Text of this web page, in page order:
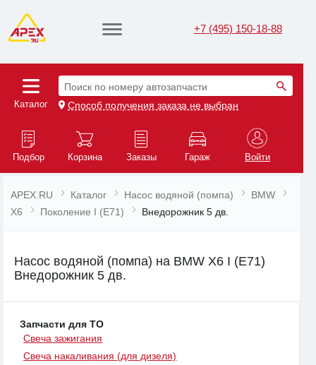
+7 (495) 150-18-88
Каталог
Поиск по номеру автозапчасти
Способ получения заказа не выбран
Подбор Корзина Заказы Гараж Войти
APEX.RU Каталог Насос водяной (помпа)
BMW
X6
Поколение I (E71) Внедорожник 5 дв.
Насос водяной (помпа) на BMW X6 I (E71)
Внедорожник 5 дв.
Запчасти для ТО
Свеча зажигания
Свеча накаливания (для дизеля)